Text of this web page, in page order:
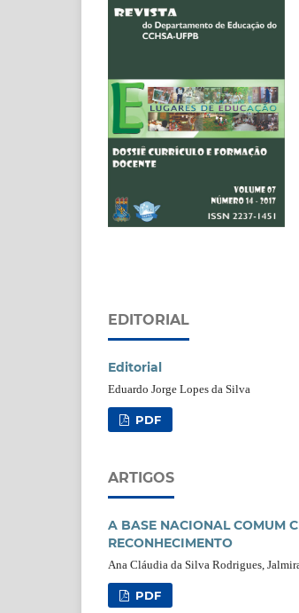
EDITORIAL
Editorial
Eduardo Jorge Lopes da Silva
PDF
ARTIGOS
A BASE NACIONAL COMUM
RECONHECIMENTO
Ana Cláudia da Silva Rodrigues,
PDF